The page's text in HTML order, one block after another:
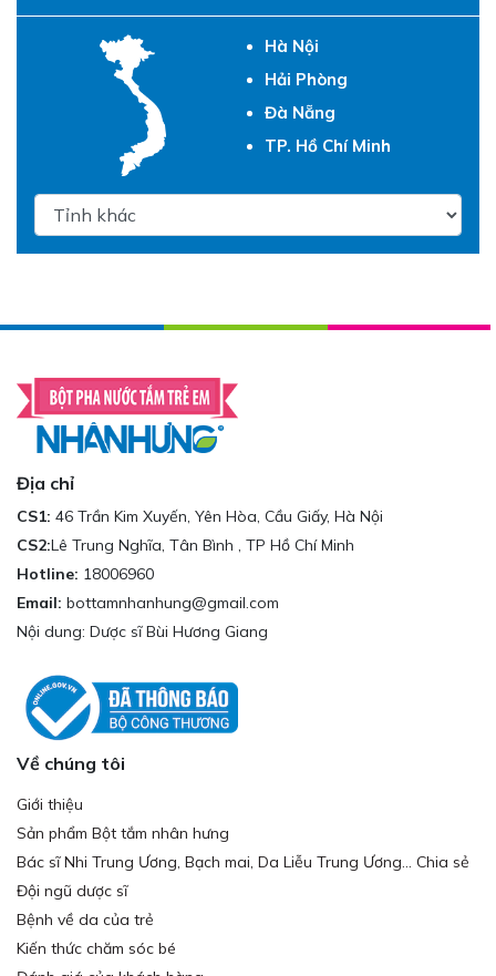
Hà Nội
Hải Phòng
Đà Nẵng
TP. Hồ Chí Minh
Địa chỉ
CS1: 46 Trần Kim Xuyến, Yên Hòa, Cầu Giấy, Hà Nội
CS2:Lê Trung Nghĩa, Tân Bình , TP Hồ Chí Minh
Hotline: 18006960
Email: bottamnhanhung@gmail.com
Nội dung: Dược sĩ Bùi Hương Giang
Về chúng tôi
Giới thiệu
Sản phẩm Bột tắm nhân hưng
Bác sĩ Nhi Trung Ương, Bạch mai, Da Liễu Trung Ương... Chia sẻ
Đội ngũ dược sĩ
Bệnh về da của trẻ
Kiến thức chăm sóc bé